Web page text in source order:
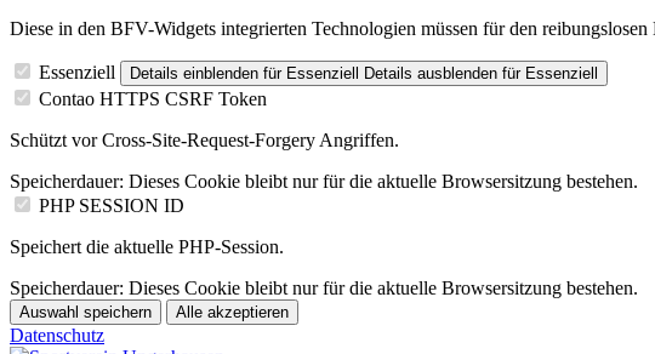
Diese in den BFV-Widgets integrierten Technologien müssen für den
Essenziell Details einblenden für Essenziell Details ausblenden für Essenziell
Contao HTTPS CSRF Token
Schützt vor Cross-Site-Request-Forgery Angriffen.
Speicherdauer: Dieses Cookie bleibt nur für die aktuelle Browsersitzung bestehen.
PHP SESSION ID
Speichert die aktuelle PHP-Session.
Speicherdauer: Dieses Cookie bleibt nur für die aktuelle Browsersitzung bestehen.
Auswahl speichern Alle akzeptieren
Datenschutz